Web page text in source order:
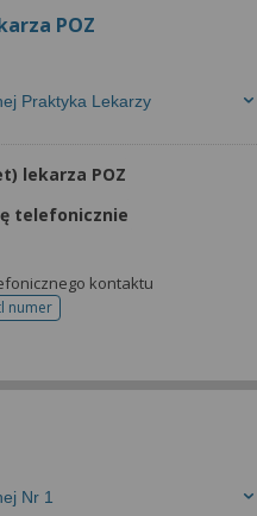
POZ
Praktyka Lekarzy
lekarza POZ
telefonicznie
kontaktu
numerdo rejestracji
Nr 1